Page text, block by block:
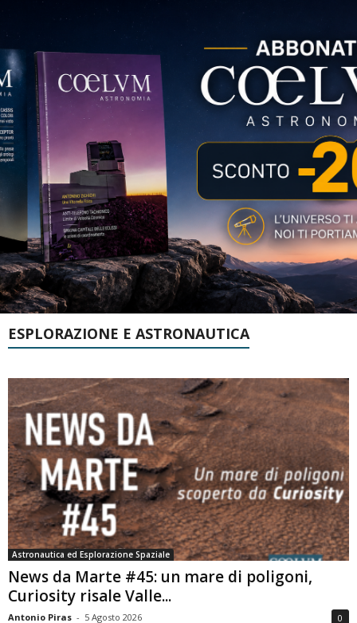
ESPLORAZIONE E ASTRONAUTICA
Astronautica ed Esplorazione Spaziale
News da Marte #45: un mare di poligoni,
Curiosity risale Valle...
Antonio Piras - 5 Agosto 2026 0